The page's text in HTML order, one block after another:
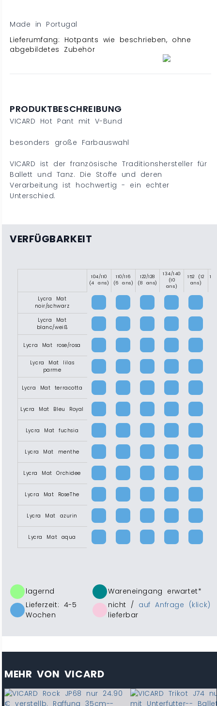
Made in Portugal
Lieferumfang: Hotpants wie beschrieben, ohne
abgebildetes Zubehör
PRODUKTBESCHREIBUNG
VICARD Hot Pant mit V-Bund
besonders große Farbauswahl
VICARD ist der französische Traditionshersteller für
Ballett und Tanz. Die Stoffe und deren
Verarbeitung ist hochwertig - ein echter
Unterschied.
VERFÜGBARKEIT
104/110
(4 ans)
110/116
(6 ans)
122/128
(8 ans)
134/140
(10
ans)
152 (12
ans)
Lycra Mat
noir/schwarz
Lycra Mat
blanc/weiß
Lycra Mat rose/rosa
Lycra Mat lilas
parme
Lycra Mat terracotta
Lycra Mat Bleu Royal
Lycra Mat fuchsia
Lycra Mat menthe
Lycra Mat Orchidee
Lycra Mat RoseThe
Lycra Mat azurin
Lycra Mat aqua
lagernd
Wareneingang erwartet*
Lieferzeit: 4-5
Wochen
nicht / auf Anfrage (klick)
lieferbar
MEHR VON VICARD